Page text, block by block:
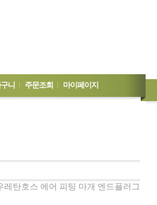
니 주문조회 마이페이지
탄호스 에어 피팅 마개 엔드플러그